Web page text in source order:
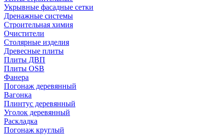
Укрывные фасадные сетки
Дренажные системы
Строительная химия
Очистители
Столярные изделия
Древесные плиты
Плиты ДВП
Плиты OSB
Фанера
Погонаж деревянный
Вагонка
Плинтус деревянный
Уголок деревянный
Раскладка
Погонаж круглый